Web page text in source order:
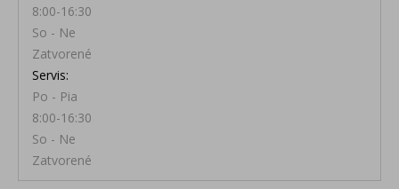
8:00-16:30
So - Ne
Zatvorené
Servis:
Po - Pia
8:00-16:30
So - Ne
Zatvorené